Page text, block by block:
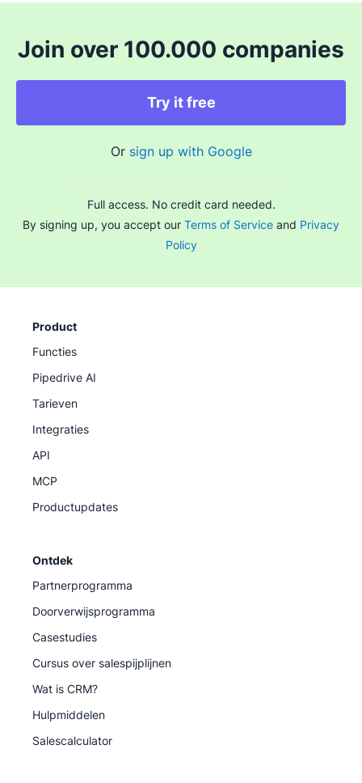
Join over 100.000 companies
Try it free
Or sign up with Google
Full access. No credit card needed.
By signing up, you accept our Terms of Service and Privacy
Policy
Product
Functies
Pipedrive AI
Tarieven
Integraties
API
MCP
Productupdates
Ontdek
Partnerprogramma
Doorverwijsprogramma
Casestudies
Cursus over salespijplijnen
Wat is CRM?
Hulpmiddelen
Salescalculator